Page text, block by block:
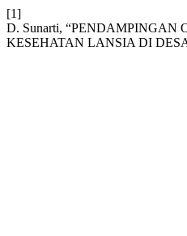
[1]
D. Sunarti,
KESEHATAN LANSIA DI